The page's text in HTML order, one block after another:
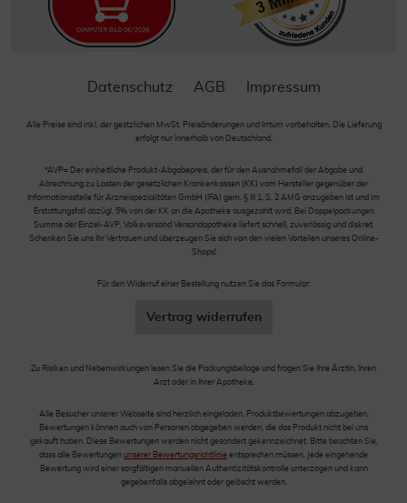
Datenschutz AGB Impressum
Alle Preise sind inkl. der gestzlichen MwSt. Preisänderungen und Irrtum vorbehalten. Die Lieferung
erfolgt nur innerhalb von Deutschland.
*AVP= Der einheitliche Produkt-Abgabepreis, der für den Ausnahmefall der Abgabe und
Abrechnung zu Lasten der gesetzlichen Krankenkassen (KK) vom Hersteller gegenüber der
Informationsstelle für Arzneispezialitäten GmbH (IFA) gem. § III 1, S. 2 AMG anzugeben ist und im
Erstattungsfall abzügl. 5% von der KK an die Apotheke ausgezahlt wird. Bei Doppelpackungen
Summe der Einzel-AVP. Volksversand Versandapotheke liefert schnell, zuverlässig und diskret.
Schenken Sie uns Ihr Vertrauen und überzeugen Sie sich von den vielen Vorteilen unseres Online-
Shops!
Für den Widerruf einer Bestellung nutzen Sie das Formular:
Vertrag widerrufen
Zu Risiken und Nebenwirkungen lesen Sie die Packungsbeilage und fragen Sie Ihre Ärztin, Ihren
Arzt oder in Ihrer Apotheke.
Alle Besucher unserer Webseite sind herzlich eingeladen, Produktbewertungen abzugeben.
Bewertungen können auch von Personen abgegeben werden, die das Produkt nicht bei uns
gekauft haben. Diese Bewertungen werden nicht gesondert gekennzeichnet. Bitte beachten Sie,
dass alle Bewertungen unserer Bewertungsrichtlinie entsprechen müssen. Jede eingehende
Bewertung wird einer sorgfältigen manuellen Authentizitätskontrolle unterzogen und kann
gegebenfalls abgelehnt oder gelöscht werden.